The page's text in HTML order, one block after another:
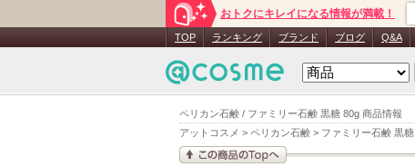
ペリカン石鹸 / ファミリー石鹸 黒糖 80g 商品情報
アットコスメ > ペリカン石鹸 > ファミリー石鹸 黒糖
おトクにキレイになる情報が満載！
TOP ランキング ブランド ブログ Q&A